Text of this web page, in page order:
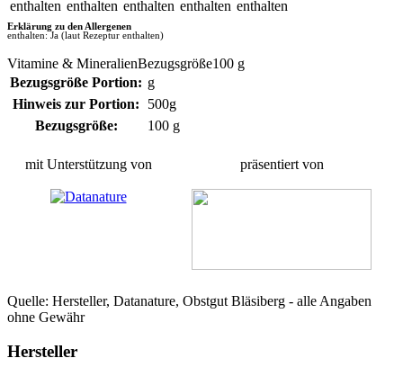
enthalten enthalten enthalten enthalten enthalten
Erklärung zu den Allergenen
enthalten: Ja (laut Rezeptur enthalten)
Vitamine & MineralienBezugsgröße100 g
Bezugsgröße Portion: g
Hinweis zur Portion:
500g
Bezugsgröße:
100 g
mit Unterstützung von präsentiert von
Quelle: Hersteller, Datanature, Obstgut Bläsiberg - alle Angaben
ohne Gewähr
Hersteller